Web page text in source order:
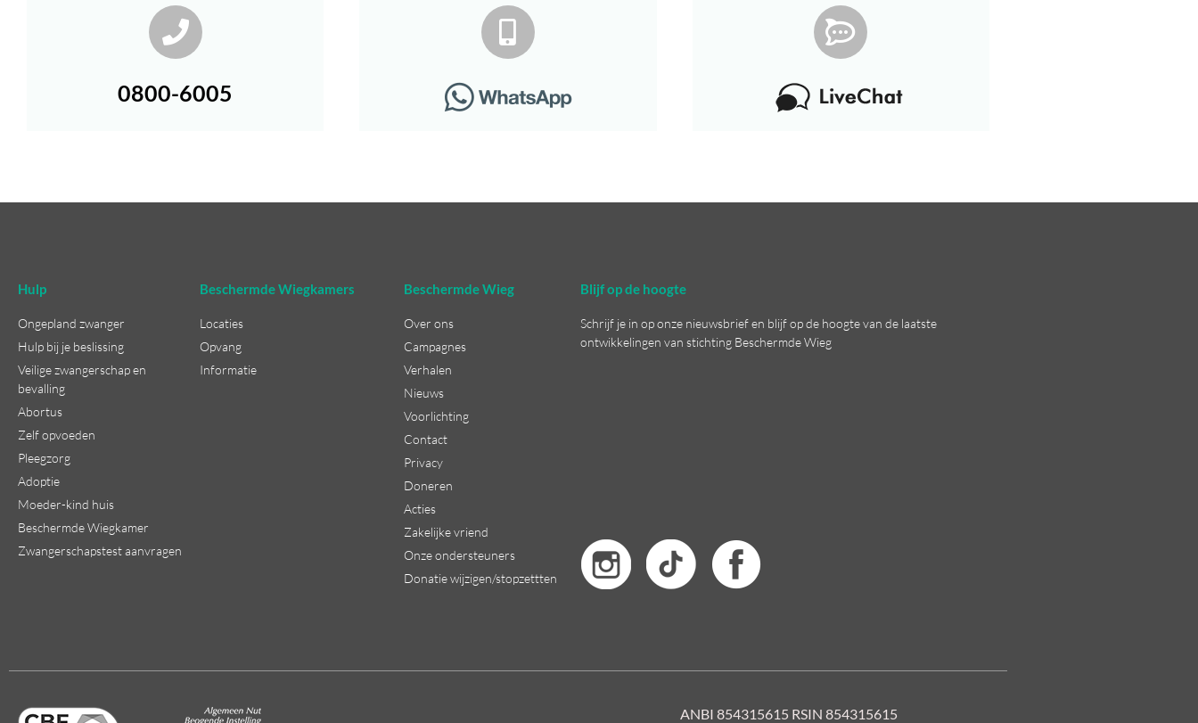
0800-6005
Hulp
Ongepland zwanger
Hulp bij je beslissing
Veilige zwangerschap en
bevalling
Abortus
Zelf opvoeden
Pleegzorg
Adoptie
Moeder-kind huis
Beschermde Wiegkamer
Zwangerschapstest aanvragen
Beschermde Wiegkamers
Locaties
Opvang
Informatie
Beschermde Wieg
Over ons
Campagnes
Verhalen
Nieuws
Voorlichting
Contact
Privacy
Doneren
Acties
Zakelijke vriend
Onze ondersteuners
Donatie wijzigen/stopzettten
Blijf op de hoogte
Schrijf je in op onze nieuwsbrief en blijf op de hoogte van de laatste
ontwikkelingen van stichting Beschermde Wieg
ANBI 854315615 RSIN 854315615